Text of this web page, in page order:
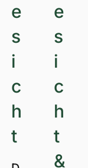
e
s
i
c
h
t
e
s
i
c
h
t
&